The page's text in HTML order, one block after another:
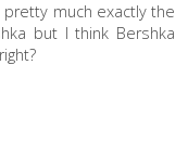
much exactly the
but I think Bershka